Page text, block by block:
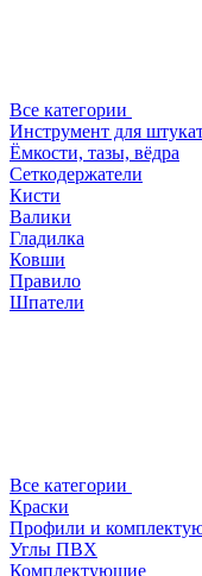
Все категории
Инструмент для
Ёмкости, тазы, вёдра
Сеткодержатели
Кисти
Валики
Гладилка
Ковши
Правило
Шпатели
Все категории
Краски
Профили и
Углы ПВХ
Комплектующие